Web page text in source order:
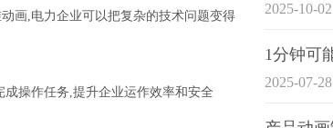
画,电力企业可以把复杂的技术问题变得
操作任务,提升企业运作效率和安全
2025-10-02
2025-07-28